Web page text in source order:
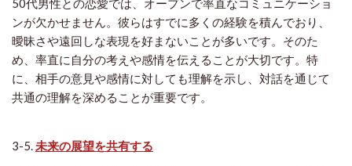
ンが欠かせません。彼らはすでに多くの経験を積んでおり、
曖昧さや遠回しな表現を好まないことが多いです。そのた
め、率直に自分の考えや感情を伝えることが大切です。特
に、相手の意見や感情に対しても理解を示し、対話を通じて
共通の理解を深めることが重要です。
3-5. 未来の展望を共有する